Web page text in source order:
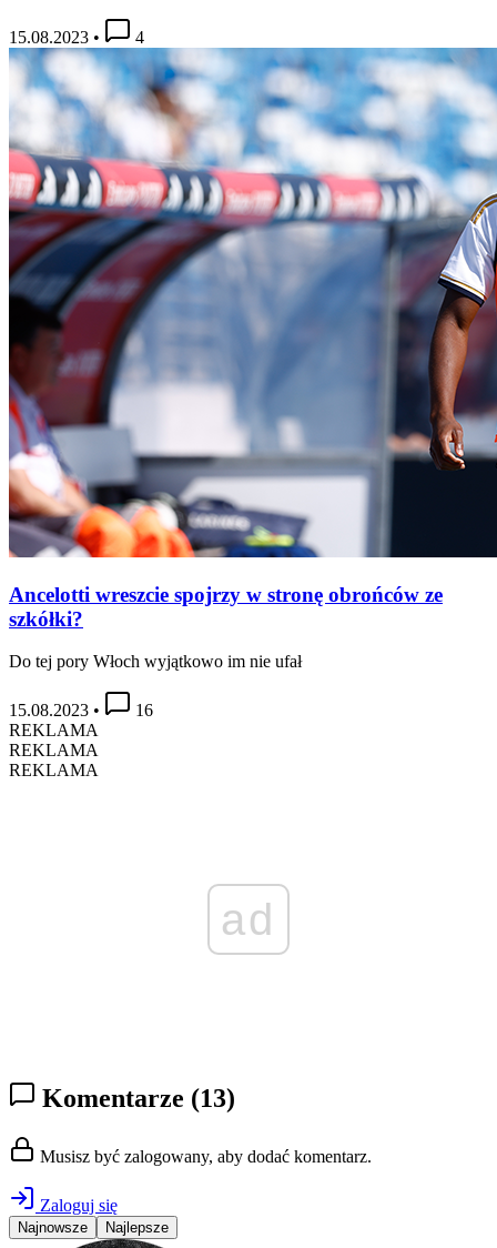
15.08.2023 • 4
Ancelotti wreszcie spojrzy w stronę obrońców ze
szkółki?
Do tej pory Włoch wyjątkowo im nie ufał
15.08.2023 •
16
REKLAMA
REKLAMA
REKLAMA
ad
Komentarze (13)
Musisz być zalogowany, aby dodać komentarz.
Zaloguj się
Najnowsze Najlepsze